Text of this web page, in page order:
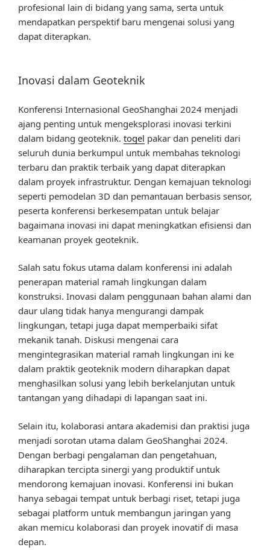
profesional lain di bidang yang sama, serta untuk
mendapatkan perspektif baru mengenai solusi yang
dapat diterapkan.
Inovasi dalam Geoteknik
Konferensi Internasional GeoShanghai 2024 menjadi
ajang penting untuk mengeksplorasi inovasi terkini
dalam bidang geoteknik. togel pakar dan peneliti dari
seluruh dunia berkumpul untuk membahas teknologi
terbaru dan praktik terbaik yang dapat diterapkan
dalam proyek infrastruktur. Dengan kemajuan teknologi
seperti pemodelan 3D dan pemantauan berbasis sensor,
peserta konferensi berkesempatan untuk belajar
bagaimana inovasi ini dapat meningkatkan efisiensi dan
keamanan proyek geoteknik.
Salah satu fokus utama dalam konferensi ini adalah
penerapan material ramah lingkungan dalam
konstruksi. Inovasi dalam penggunaan bahan alami dan
daur ulang tidak hanya mengurangi dampak
lingkungan, tetapi juga dapat memperbaiki sifat
mekanik tanah. Diskusi mengenai cara
mengintegrasikan material ramah lingkungan ini ke
dalam praktik geoteknik modern diharapkan dapat
menghasilkan solusi yang lebih berkelanjutan untuk
tantangan yang dihadapi di lapangan saat ini.
Selain itu, kolaborasi antara akademisi dan praktisi juga
menjadi sorotan utama dalam GeoShanghai 2024.
Dengan berbagi pengalaman dan pengetahuan,
diharapkan tercipta sinergi yang produktif untuk
mendorong kemajuan inovasi. Konferensi ini bukan
hanya sebagai tempat untuk berbagi riset, tetapi juga
sebagai platform untuk membangun jaringan yang
akan memicu kolaborasi dan proyek inovatif di masa
depan.